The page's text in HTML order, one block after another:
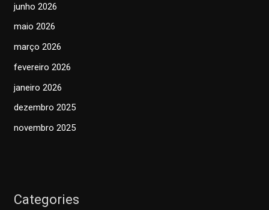
junho 2026
maio 2026
março 2026
fevereiro 2026
janeiro 2026
dezembro 2025
novembro 2025
Categories